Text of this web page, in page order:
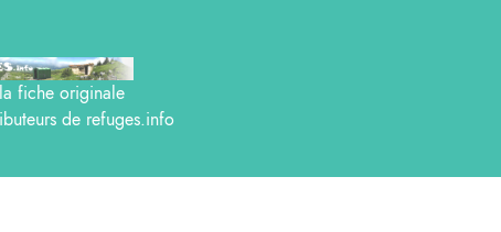
fiche originale
de refuges.info